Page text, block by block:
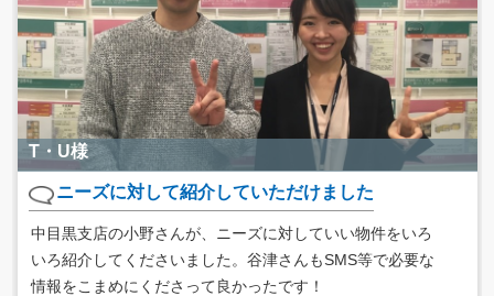
T・U様
ニーズに対して紹介していただけました
中目黒支店の小野さんが、ニーズに対していい物件をいろ
いろ紹介してくださいました。谷津さんもSMS等で必要な
情報をこまめにくださって良かったです！